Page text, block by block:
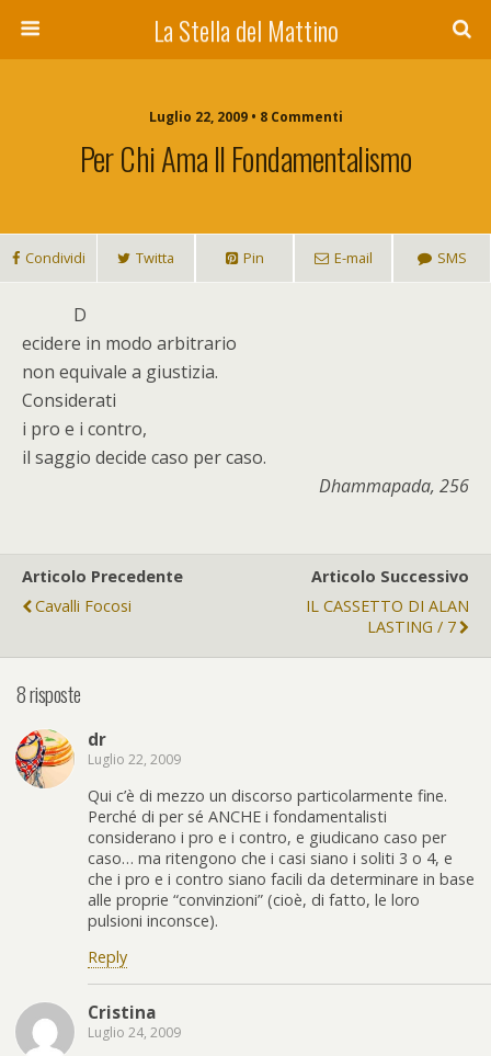
La Stella del Mattino
Luglio 22, 2009 • 8 Commenti
Per Chi Ama Il Fondamentalismo
Condividi Twitta Pin E-mail SMS
D
ecidere in modo arbitrario
non equivale a giustizia.
Considerati
i pro e i contro,
il saggio decide caso per caso.
Dhammapada, 256
Articolo Precedente
Cavalli Focosi
Articolo Successivo
IL CASSETTO DI ALAN
LASTING / 7
8 risposte
dr
Luglio 22, 2009
Qui c’è di mezzo un discorso particolarmente fine.
Perché di per sé ANCHE i fondamentalisti
considerano i pro e i contro, e giudicano caso per
caso… ma ritengono che i casi siano i soliti 3 o 4, e
che i pro e i contro siano facili da determinare in base
alle proprie “convinzioni” (cioè, di fatto, le loro
pulsioni inconsce).
Reply
Cristina
Luglio 24, 2009